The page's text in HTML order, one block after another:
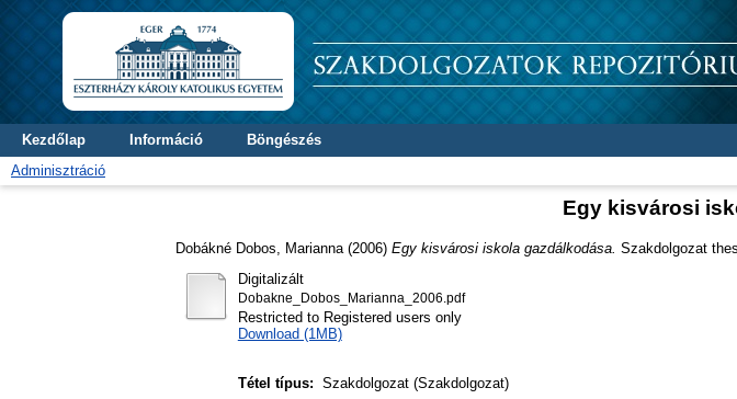
Kezdőlap Információ
Böngészés
Adminisztráció
Egy kisvárosi
Dobákné Dobos, Marianna (2006) Egy kisvárosi iskola gazdálkodása. Szakdolgozat
Digitalizált
Dobakne_Dobos_Marianna_2006.pdf
Restricted to Registered users only
Download (1MB)
Tétel típus: Szakdolgozat (Szakdolgozat)